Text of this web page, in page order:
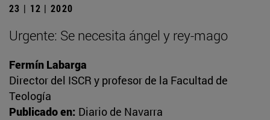
23 | 12 | 2020
Urgente: Se necesita ángel y rey-mago
Fermín Labarga
Director del ISCR y profesor de la Facultad de
Teología
Publicado en: Diario de Navarra